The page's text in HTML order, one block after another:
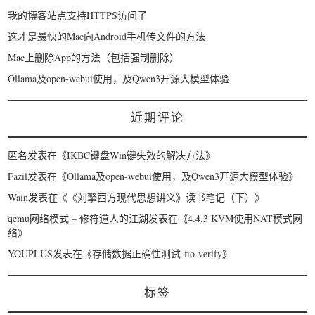
我的博客站点支持HTTPS访问了
这才是最快的Mac向Android手机传文件的方法
Mac上删除App的方法（包括强制删除）
Ollama及open-webui使用，及Qwen3开源大模型体验
近期评论
匿名发表在《IKBC键盘Win键失效的解决方法》
Fazil发表在《Ollama及open-webui使用，及Qwen3开源大模型体验》
Wain发表在《 《刘擎西方现代思想讲义》读书笔记（下）》
qemu网络模式 – 修符道人的江湖发表在《4.4.3 KVM使用NAT模式网
络》
YOUPLUS发表在《存储数据正确性测试-fio-verify》
标签